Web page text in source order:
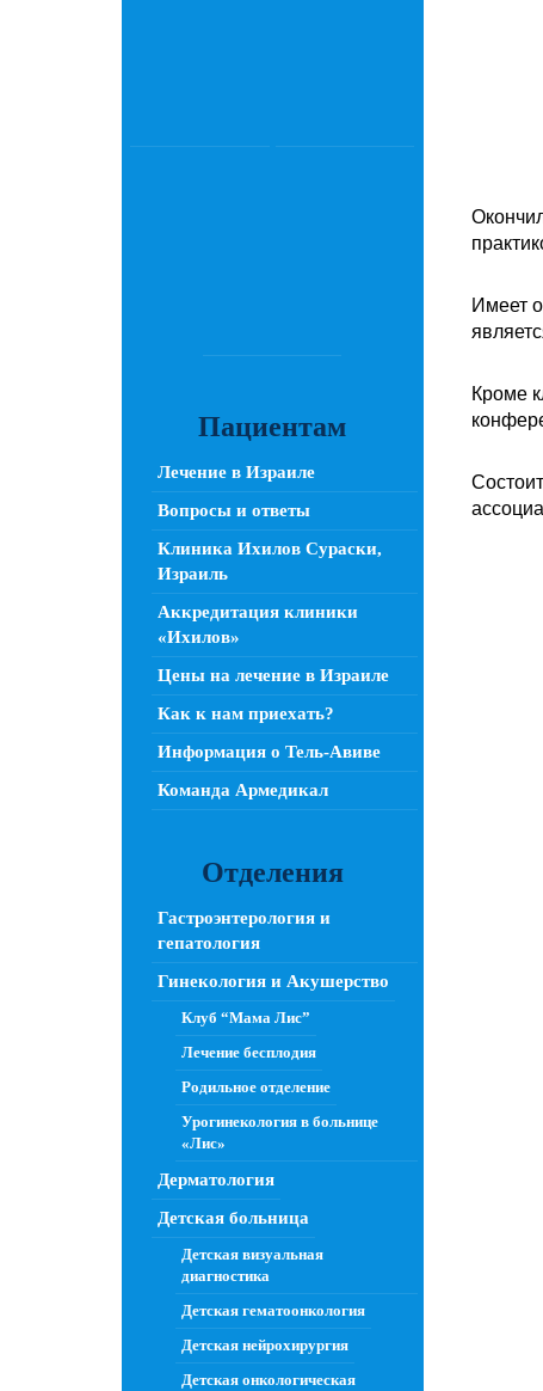
Имеет
Кроме
Пациентам
Лечение в Израиле
Вопросы и ответы
Клиника Ихилов Сураски,
Израиль
Аккредитация клиники
«Ихилов»
Цены на лечение в Израиле
Как к нам приехать?
Информация о Тель-Авиве
Команда Армедикал
Отделения
Гастроэнтерология и
гепатология
Гинекология и Акушерство
Клуб “Мама Лис”
Лечение бесплодия
Родильное отделение
Урогинекология в больнице
«Лис»
Дерматология
Детская больница
Детская визуальная
диагностика
Детская гематоонкология
Детская нейрохирургия
Детская онкологическая